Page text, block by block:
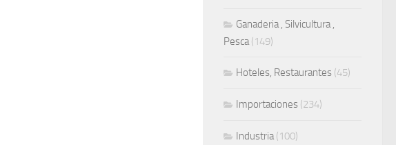
Ganaderia , Silvicultura ,
Pesca(149)
Hoteles, Restaurantes (45)
Importaciones (234)
Industria(100)